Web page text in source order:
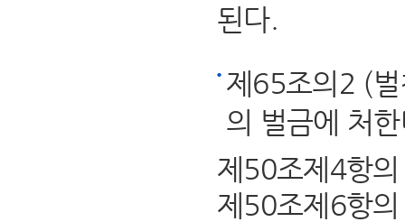
된다.
제65조의2 (
의 벌금에 처
제50조제4항
제50조제6항